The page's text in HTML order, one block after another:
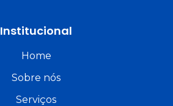
Institucional
Home
Sobre nós
Serviços